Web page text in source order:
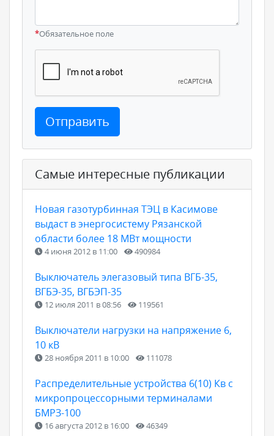
*Обязательное поле
Отправить
Самые интересные публикации
Новая газотурбинная ТЭЦ в Касимове
выдаст в энергосистему Рязанской
области более 18 МВт мощности
4 июня 2012 в 11:00 490984
Выключатель элегазовый типа ВГБ-35,
ВГБЭ-35, ВГБЭП-35
12 июля 2011 в 08:56 119561
Выключатели нагрузки на напряжение 6,
10 кВ
28 ноября 2011 в 10:00 111078
Распределительные устройства 6(10) Кв с
микропроцессорными терминалами
БМРЗ-100
16 августа 2012 в 16:00 46349